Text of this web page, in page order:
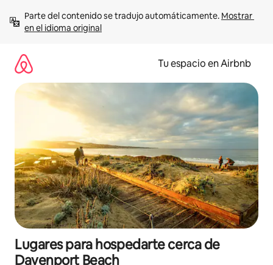
contenido
Parte del contenido se tradujo automáticamente. Mostrar
en el idioma original
Tu espacio en Airbnb
Lugares para hospedarte cerca de
Davenport Beach